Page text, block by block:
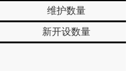
维护数量
新开设数量